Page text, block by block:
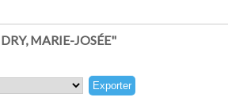
MARIE-JOSÉE"